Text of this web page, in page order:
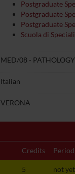
Postgraduate
Postgraduate
Postgraduate
Scuola di
MED/08 - PATHOLOGY
Italian
VERONA
Credits Period
5 not